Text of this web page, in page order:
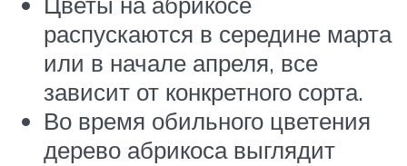
распускаются в середине марта
или в начале апреля, все
зависит от конкретного сорта.
Во время обильного цветения
дерево абрикоса выглядит